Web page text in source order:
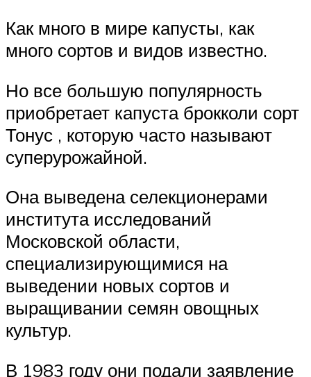
Как много в мире капусты, как
много сортов и видов известно.
Но все большую популярность
приобретает капуста брокколи сорт
Тонус , которую часто называют
суперурожайной.
Она выведена селекционерами
института исследований
Московской области,
специализирующимися на
выведении новых сортов и
выращивании семян овощных
культур.
В 1983 году они подали заявление